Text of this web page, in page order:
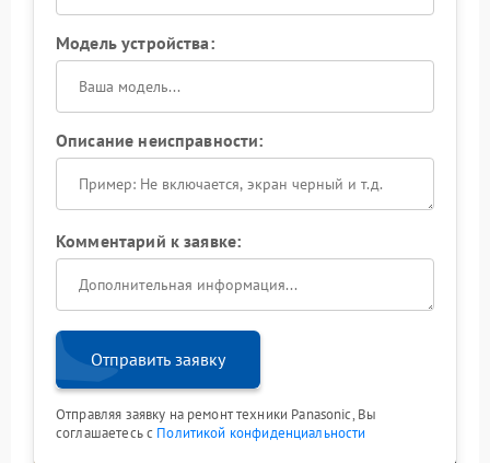
Модель устройства:
Описание неисправности:
Комментарий к заявке:
Отправить заявку
Отправляя заявку на ремонт техники Panasonic, Вы
соглашаетесь с Политикой конфиденциальности